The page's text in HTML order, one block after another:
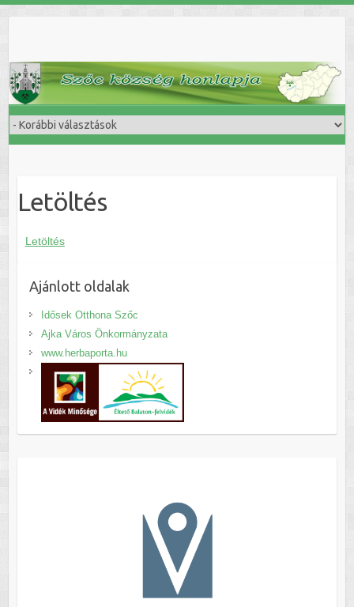
Letöltés
Letöltés
Ajánlott oldalak
Idősek Otthona Szőc
Ajka Város Önkormányzata
www.herbaporta.hu